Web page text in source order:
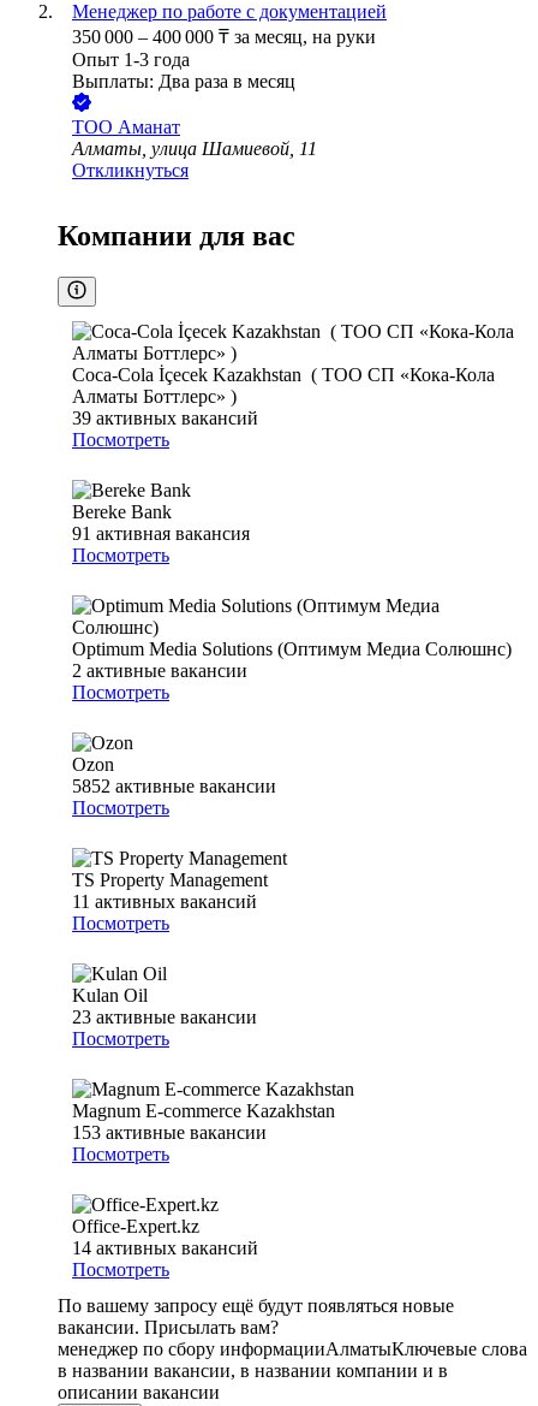
Менеджер по работе с документацией
350 000 – 400 000 ₸ за месяц, на руки
Опыт 1-3 года
Выплаты: Два раза в месяц
ТОО Аманат
Алматы, улица Шамиевой, 11
Откликнуться
Компании для вас
Coca-Cola İçecek Kazakhstan ( ТОО СП «Кока-Кола
Алматы Боттлерс» )
39 активных вакансий
Посмотреть
Bereke Bank
91 активная вакансия
Посмотреть
Optimum Media Solutions (Оптимум Медиа Солюшнс)
2 активные вакансии
Посмотреть
Ozon
5852 активные вакансии
Посмотреть
TS Property Management
11 активных вакансий
Посмотреть
Kulan Oil
23 активные вакансии
Посмотреть
Magnum E-commerce Kazakhstan
153 активные вакансии
Посмотреть
Office-Expert.kz
14 активных вакансий
Посмотреть
По вашему запросу ещё будут появляться новые
вакансии. Присылать вам?
менеджер по сбору информацииАлматыКлючевые слова
в названии вакансии, в названии компании и в
описании вакансии